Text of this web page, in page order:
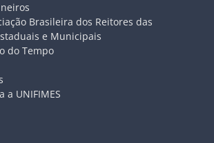
Brasileira dos Reitores das
e Municipais
do Tempo
a UNIFIMES